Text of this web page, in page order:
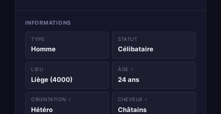
INFORMATIONS
TYPE
Homme
STATUT
Célibataire
LIEU
Liège (4000)
ÂGE ♂
24 ans
ORIENTATION ♂
Hétéro
CHEVEUX ♂
Châtains